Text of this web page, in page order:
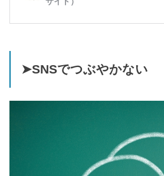
➤SNSでつぶやかない